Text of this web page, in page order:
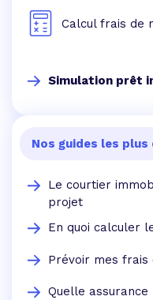
Calcul frais de
Simulation prêt
Nos guides les
Le courtier
projet
En quoi calculer
Prévoir mes frais
Quelle